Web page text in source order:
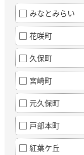
みなとみらい
花咲町
久保町
宮崎町
元久保町
戸部本町
紅葉ケ丘